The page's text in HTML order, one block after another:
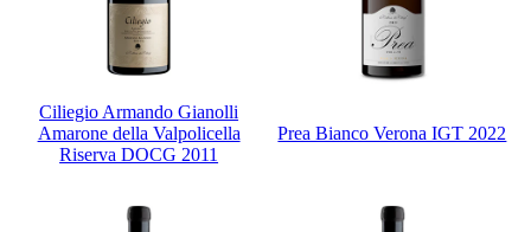
Ciliegio Armando Gianolli
Amarone della Valpolicella
Riserva DOCG 2011
Prea Bianco Verona IGT 2022